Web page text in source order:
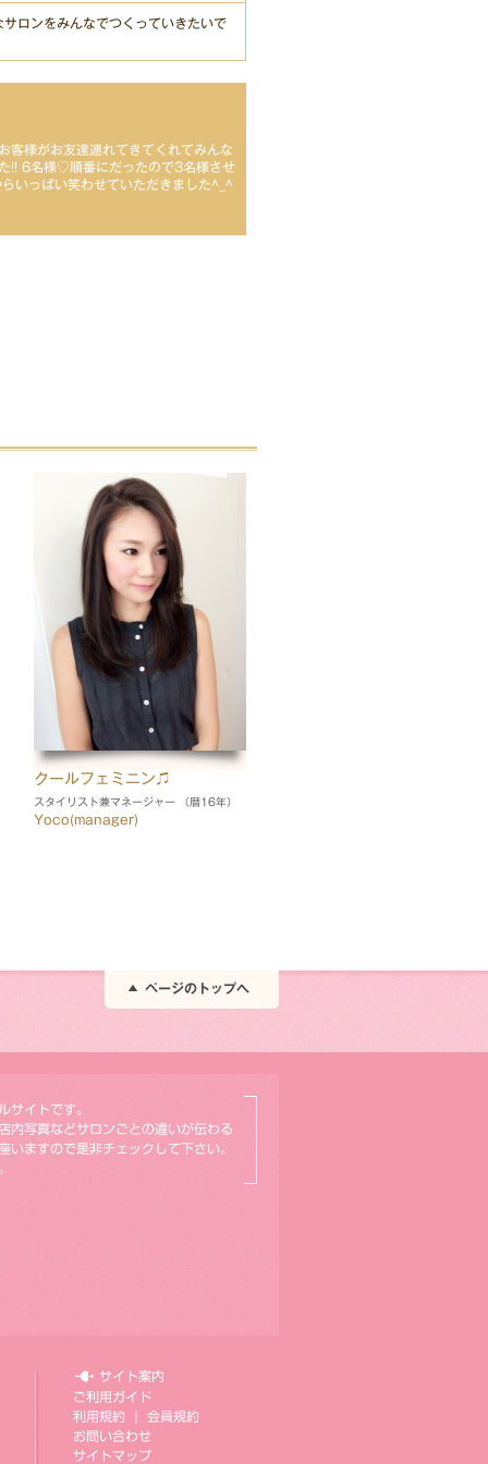
ロンをみんなでつくっていきたいで
客様がお友達連れてきてくれてみんな
!! 6名様♡順番にだったので3名様させ
いっぱい笑わせていただきました^_^
クールフェミニン♫
スタイリスト兼マネージャー （暦16年）
Yoco(manager)
サイトです。
内写真などサロンごとの違いが伝わる
ますので是非チェックして下さい。
サイト案内
ご利用ガイド
利用規約
会員規約
お問い合わせ
サイトマップ